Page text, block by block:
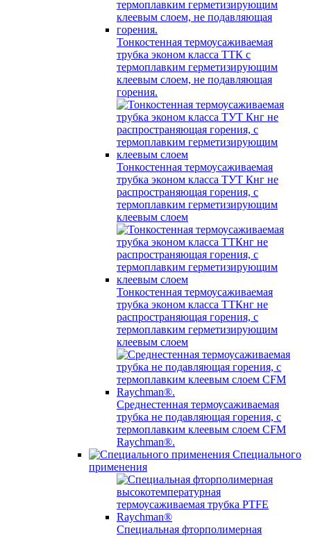
Тонкостенная термоусаживаемая
трубка эконом класса ТТК с
термоплавким герметизирующим
клеевым слоем, не подавляющая
горения.
Тонкостенная термоусаживаемая
трубка эконом класса ТУТ Кнг не
распространяющая горения, с
термоплавким герметизирующим
клеевым слоем
Тонкостенная термоусаживаемая
трубка эконом класса ТТКнг не
распространяющая горения, с
термоплавким герметизирующим
клеевым слоем
Среднестенная термоусаживаемая
трубка не подавляющая горения, с
термоплавким клеевым слоем CFM
Raychman®.
Специального
применения
Специальная фторполимерная